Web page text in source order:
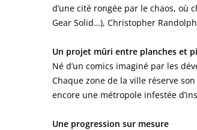
d’une cité rongée par le chaos, où
Gear Solid…), Christopher
Un projet mûri entre planches et
Né d’un comics imaginé par les
Chaque zone de la ville réserve
encore une métropole infestée
Une progression sur mesure